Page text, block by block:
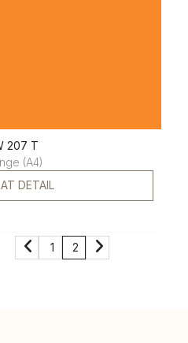
207 T
(A4)
DETAIL
1 2